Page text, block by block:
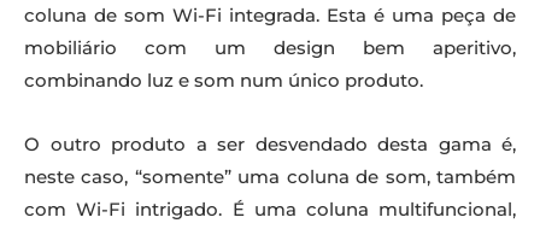
coluna de som Wi-Fi integrada. Esta é uma peça de
mobiliário com um design bem aperitivo,
combinando luz e som num único produto.
O outro produto a ser desvendado desta gama é,
neste caso, “somente” uma coluna de som, também
com Wi-Fi intrigado. É uma coluna multifuncional,